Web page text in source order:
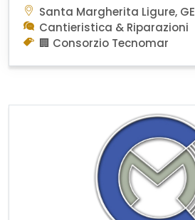
Santa Margherita Ligure, GE
Cantieristica & Riparazioni
🏢 Consorzio Tecnomar